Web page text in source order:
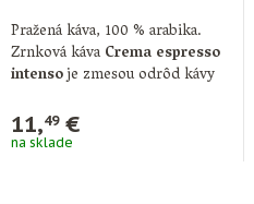
Pražená káva, 100 % arabika.
Zrnková kávaCrema espresso
intensoje zmesou odrôd kávy
11,49€
na sklade